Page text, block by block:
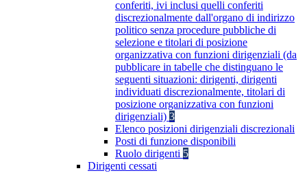
conferiti, ivi inclusi quelli conferiti
discrezionalmente dall'organo di indirizzo
politico senza procedure pubbliche di
selezione e titolari di posizione
organizzativa con funzioni dirigenziali (da
pubblicare in tabelle che distinguano le
seguenti situazioni: dirigenti, dirigenti
individuati discrezionalmente, titolari di
posizione organizzativa con funzioni
dirigenziali) 3
Elenco posizioni dirigenziali discrezionali
Posti di funzione disponibili
Ruolo dirigenti 5
Dirigenti cessati